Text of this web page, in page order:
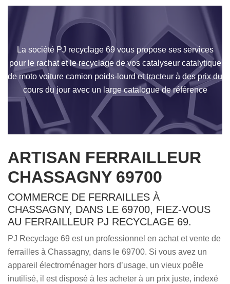
La société PJ recyclage 69 vous propose ses services
pour le rachat et le recyclage de vos catalyseur catalytique
de moto voiture camion poids-lourd et tracteur à des prix du
cours du jour avec un large catalogue de référence
ARTISAN FERRAILLEUR
CHASSAGNY 69700
COMMERCE DE FERRAILLES À
CHASSAGNY, DANS LE 69700, FIEZ-VOUS
AU FERRAILLEUR PJ RECYCLAGE 69.
PJ Recyclage 69 est un professionnel en achat et vente de
ferrailles à Chassagny, dans le 69700. Si vous avez un
appareil électroménager hors d’usage, un vieux poêle
inutilisé, il est disposé à les acheter à un prix juste, indexé